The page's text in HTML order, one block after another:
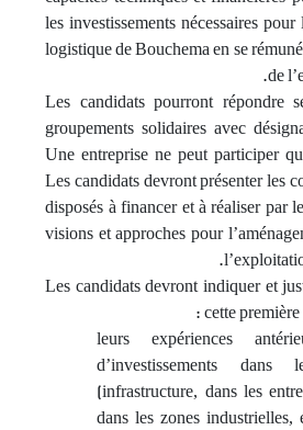
les investissements nécessaires
logistique de Bouchema en se
de
Les candidats pourront répondre
groupements solidaires avec
Une entreprise ne peut participer
Les candidats devront présenter les
disposés à financer et à réaliser par
visions et approches pour
Les candidats devront indiquer et
cette première
- leurs expériences
d’investissements dans
(infrastructure, dans les
dans les zones